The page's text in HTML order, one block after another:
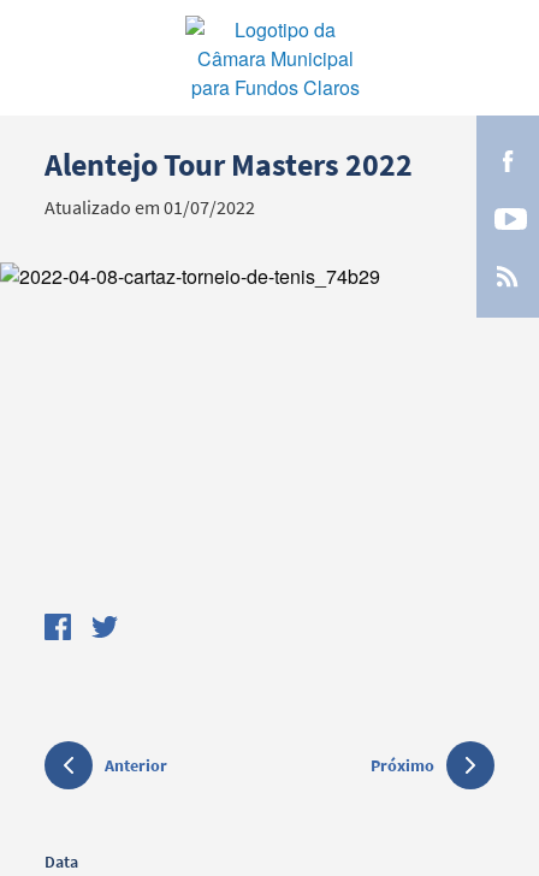
Termo de Pesquisa
Alentejo Tour Masters 2022
Atualizado em 01/07/2022
Anterior Próximo
Data